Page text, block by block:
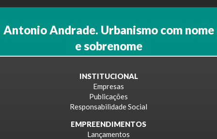
Antonio Andrade. Urbanismo com nome
e sobrenome
INSTITUCIONAL
Empresas
Publicações
Responsabilidade Social
EMPREENDIMENTOS
Lançamentos